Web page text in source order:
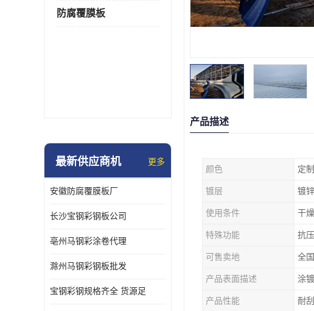
防腐覆膜板
最新供应商机 更多
安徽防腐覆膜板厂
长沙宝钢彩钢板公司
亳州马钢彩涂卷代理
滁州马钢彩钢板批发
宝钢彩钢规格齐全 货源足
产品描述
颜色 定制
镀层 镀锌
使用条件 干
特殊功能 抗压
可售卖地 全国
产品表面描述 涂镀
产品性能 耐刮